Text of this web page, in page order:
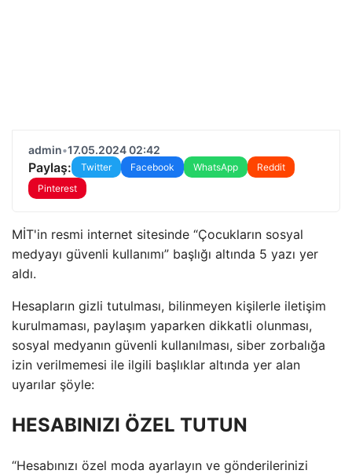
admin•17.05.2024 02:42
Paylaş: Twitter Facebook WhatsApp
Reddit
Pinterest
MİT'in resmi internet sitesinde “Çocukların sosyal
medyayı güvenli kullanımı” başlığı altında 5 yazı yer
aldı.
Hesapların gizli tutulması, bilinmeyen kişilerle iletişim
kurulmaması, paylaşım yaparken dikkatli olunması,
sosyal medyanın güvenli kullanılması, siber zorbalığa
izin verilmemesi ile ilgili başlıklar altında yer alan
uyarılar şöyle:
HESABINIZI ÖZEL TUTUN
“Hesabınızı özel moda ayarlayın ve gönderilerinizi